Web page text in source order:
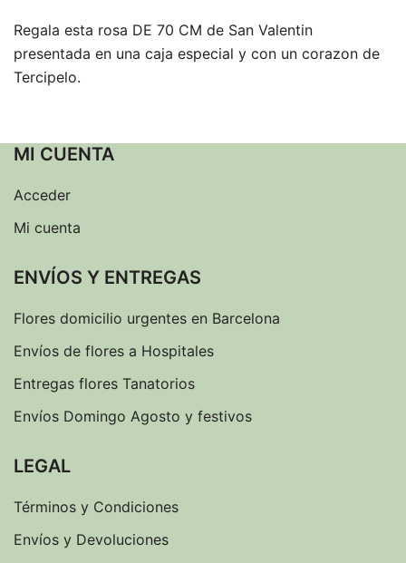
Regala esta rosa DE 70 CM de San Valentin
presentada en una caja especial y con un corazon de
Tercipelo.
MI CUENTA
Acceder
Mi cuenta
ENVÍOS Y ENTREGAS
Flores domicilio urgentes en Barcelona
Envíos de flores a Hospitales
Entregas flores Tanatorios
Envíos Domingo Agosto y festivos
LEGAL
Términos y Condiciones
Envíos y Devoluciones